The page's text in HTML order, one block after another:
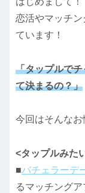
恋活やマッチ
ています！
「タップルで
て決まるの？」
今回はそんなお
<タップルみた
■バチェラーデ
るマッチングア